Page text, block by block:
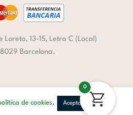
Loreto, 13-15, Letra C (Local)
Barcelona.
de cookies. Aceptar
0